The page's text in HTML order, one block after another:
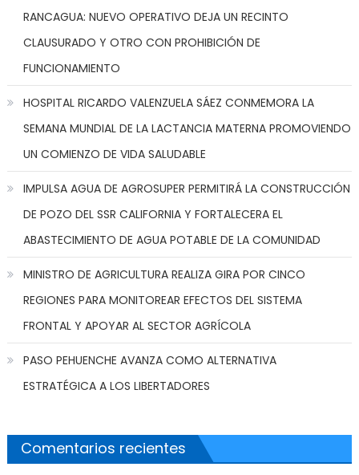
RANCAGUA: NUEVO OPERATIVO DEJA UN RECINTO
CLAUSURADO Y OTRO CON PROHIBICIÓN DE
FUNCIONAMIENTO
HOSPITAL RICARDO VALENZUELA SÁEZ CONMEMORA LA
SEMANA MUNDIAL DE LA LACTANCIA MATERNA PROMOVIENDO
UN COMIENZO DE VIDA SALUDABLE
IMPULSA AGUA DE AGROSUPER PERMITIRÁ LA CONSTRUCCIÓN
DE POZO DEL SSR CALIFORNIA Y FORTALECERA EL
ABASTECIMIENTO DE AGUA POTABLE DE LA COMUNIDAD
MINISTRO DE AGRICULTURA REALIZA GIRA POR CINCO
REGIONES PARA MONITOREAR EFECTOS DEL SISTEMA
FRONTAL Y APOYAR AL SECTOR AGRÍCOLA
PASO PEHUENCHE AVANZA COMO ALTERNATIVA
ESTRATÉGICA A LOS LIBERTADORES
Comentarios recientes